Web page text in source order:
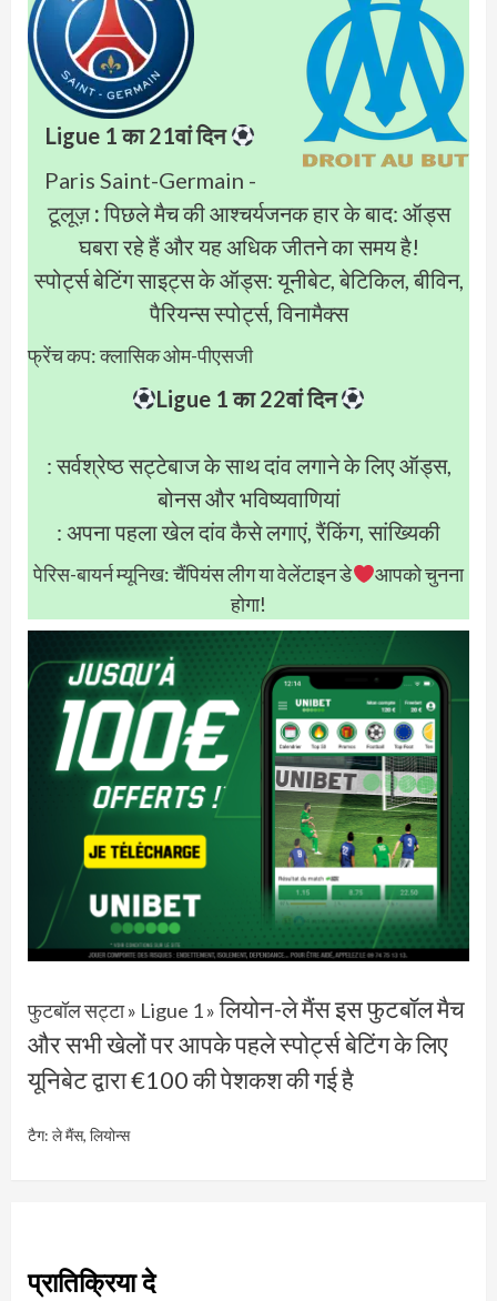
Ligue 1 का 21वां दिन
Paris Saint-Germain -
टूलूज़ :पिछले मैच की आश्चर्यजनक हार के बाद: ऑड्स
घबरा रहे हैं और यह अधिक जीतने का समय है!
स्पोर्ट्स बेटिंग साइट्स के ऑड्स: यूनीबेट, बेटिकिल, बीविन,
पैरियन्स स्पोर्ट्स, विनामैक्स
फ्रेंच कप: क्लासिक ओम-पीएसजी
Ligue 1 का 22वां दिन
: सर्वश्रेष्ठ सट्टेबाज के साथ दांव लगाने के लिए ऑड्स,
बोनस और भविष्यवाणियां
: अपना पहला खेल दांव कैसे लगाएं, रैंकिंग, सांख्यिकी
पेरिस-बायर्न म्यूनिख: चैंपियंस लीग या वेलेंटाइन डे
आपको चुनना
होगा!
फुटबॉल सट्टा» Ligue 1» लियोन-ले मैंसइस फुटबॉल मैच
और सभी खेलों पर आपके पहले स्पोर्ट्स बेटिंग के लिए
यूनिबेट द्वारा €100 की पेशकश की गई है
टैग: ले मैंस, लियोन्स
प्रातिक्रिया दे